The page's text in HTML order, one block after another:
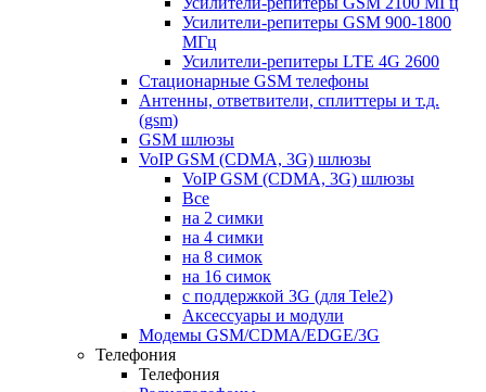
Усилители-репитеры GSM 900-1800
МГц
Усилители-репитеры LTE 4G 2600
Стационарные GSM телефоны
Антенны, ответвители, сплиттеры и т.д.
(gsm)
GSM шлюзы
VoIP GSM (CDMA, 3G) шлюзы
VoIP GSM (CDMA, 3G) шлюзы
Все
на 2 симки
на 4 симки
на 8 симок
на 16 симок
с поддержкой 3G (для Tele2)
Аксессуары и модули
Модемы GSM/CDMA/EDGE/3G
Телефония
Телефония